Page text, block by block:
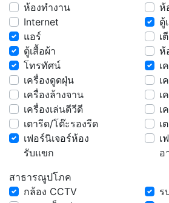
ห้องทำงาน
ห้
Internet
ตู้
แอร์
เ
ตู้เสื้อผ้า
ห้
โทรทัศน์
เ
เครื่องดูดฝุ่น
เ
เครื่องล้างจาน
เ
เครื่องเล่นดีวีดี
เ
เตารีด/โต๊ะรองรีด
เ
เฟอร์นิเจอร์ห้อง
รับแขก
เ
อ
สาธารณูปโภค
กล้อง CCTV
ร